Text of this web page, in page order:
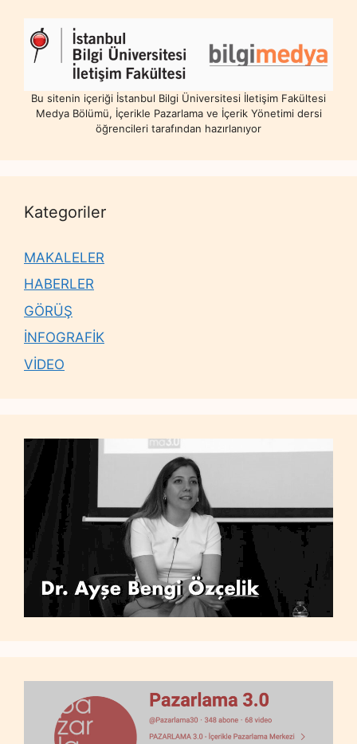
Bu sitenin içeriği İstanbul Bilgi Üniversitesi İletişim Fakültesi
Medya Bölümü, İçerikle Pazarlama ve İçerik Yönetimi dersi
öğrencileri tarafından hazırlanıyor
Kategoriler
MAKALELER
HABERLER
GÖRÜŞ
İNFOGRAFİK
VİDEO